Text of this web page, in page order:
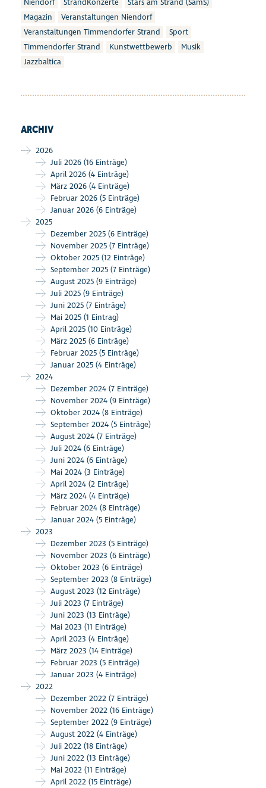
Niendorf StrandKonzerte
Stars am Strand (SamS)
Magazin
Veranstaltungen Niendorf
Veranstaltungen Timmendorfer Strand
Sport
Timmendorfer Strand
Kunstwettbewerb
Musik
Jazzbaltica
ARCHIV
2026
Juli 2026 (16 Einträge)
April 2026 (4 Einträge)
März 2026 (4 Einträge)
Februar 2026 (5 Einträge)
Januar 2026 (6 Einträge)
2025
Dezember 2025 (6 Einträge)
November 2025 (7 Einträge)
Oktober 2025 (12 Einträge)
September 2025 (7 Einträge)
August 2025 (9 Einträge)
Juli 2025 (9 Einträge)
Juni 2025 (7 Einträge)
Mai 2025 (1 Eintrag)
April 2025 (10 Einträge)
März 2025 (6 Einträge)
Februar 2025 (5 Einträge)
Januar 2025 (4 Einträge)
2024
Dezember 2024 (7 Einträge)
November 2024 (9 Einträge)
Oktober 2024 (8 Einträge)
September 2024 (5 Einträge)
August 2024 (7 Einträge)
Juli 2024 (6 Einträge)
Juni 2024 (6 Einträge)
Mai 2024 (3 Einträge)
April 2024 (2 Einträge)
März 2024 (4 Einträge)
Februar 2024 (8 Einträge)
Januar 2024 (5 Einträge)
2023
Dezember 2023 (5 Einträge)
November 2023 (6 Einträge)
Oktober 2023 (6 Einträge)
September 2023 (8 Einträge)
August 2023 (12 Einträge)
Juli 2023 (7 Einträge)
Juni 2023 (13 Einträge)
Mai 2023 (11 Einträge)
April 2023 (4 Einträge)
März 2023 (14 Einträge)
Februar 2023 (5 Einträge)
Januar 2023 (4 Einträge)
2022
Dezember 2022 (7 Einträge)
November 2022 (16 Einträge)
September 2022 (9 Einträge)
August 2022 (4 Einträge)
Juli 2022 (18 Einträge)
Juni 2022 (13 Einträge)
Mai 2022 (11 Einträge)
April 2022 (15 Einträge)